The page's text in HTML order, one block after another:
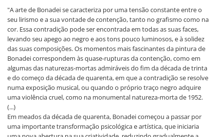
"A arte de Bonadei se caracteriza por uma tensão constante entre o
seu lirismo e a sua vontade de contenção, tanto no grafismo como na
cor. Essa contradição pode ser encontrada em todas as suas faces,
levando seu apego ao negro e aos tons pouco luminosos, e à solidez
das suas composições. Os momentos mais fascinantes da pintura de
Bonadei correspondem às quase-rupturas da contenção, como em
algumas das naturezas-mortas admiráveis do fim da década de trinta
e do começo da década de quarenta, em que a contradição se resolve
numa exposição musical, ou quando o próprio traço negro adquire
uma violência cruel, como na monumental natureza-morta de 1952.
(...)
Em meados da década de quarenta, Bonadei começou a passar por
uma importante transformação psicológica e artística, que iniciaria